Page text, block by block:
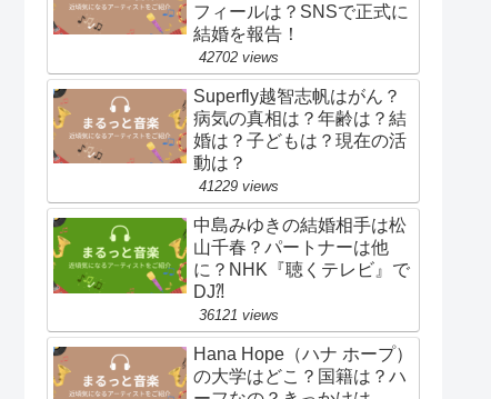
フィールは？SNSで正式に
結婚を報告！
42702 views
Superfly越智志帆はがん？
病気の真相は？年齢は？結
婚は？子どもは？現在の活
動は？
41229 views
中島みゆきの結婚相手は松
山千春？パートナーは他
に？NHK『聴くテレビ』で
DJ⁈
36121 views
Hana Hope（ハナ ホープ）
の大学はどこ？国籍は？ハ